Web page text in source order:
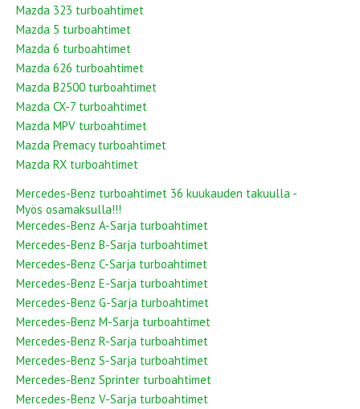
Mazda 323 turboahtimet
Mazda 5 turboahtimet
Mazda 6 turboahtimet
Mazda 626 turboahtimet
Mazda B2500 turboahtimet
Mazda CX-7 turboahtimet
Mazda MPV turboahtimet
Mazda Premacy turboahtimet
Mazda RX turboahtimet
Mercedes-Benz turboahtimet 36 kuukauden takuulla -
Myös osamaksulla!!!
Mercedes-Benz A-Sarja turboahtimet
Mercedes-Benz B-Sarja turboahtimet
Mercedes-Benz C-Sarja turboahtimet
Mercedes-Benz E-Sarja turboahtimet
Mercedes-Benz G-Sarja turboahtimet
Mercedes-Benz M-Sarja turboahtimet
Mercedes-Benz R-Sarja turboahtimet
Mercedes-Benz S-Sarja turboahtimet
Mercedes-Benz Sprinter turboahtimet
Mercedes-Benz V-Sarja turboahtimet